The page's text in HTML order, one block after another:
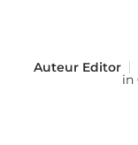
AuteurEditor
in